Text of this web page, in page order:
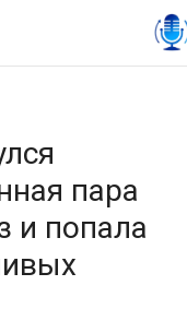
пара
и попала